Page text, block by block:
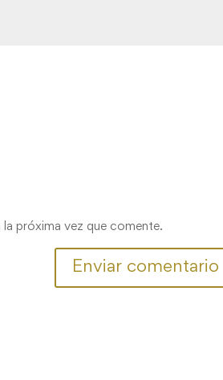
próxima vez que comente.